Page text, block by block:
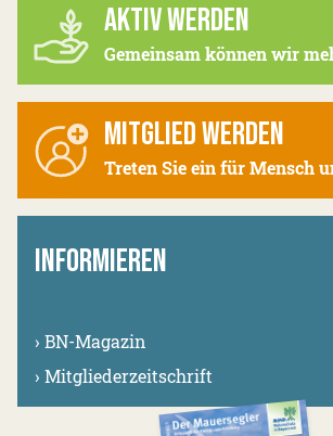
AKTIV WERDEN
Gemeinsam können wir
MITGLIED WERDEN
Treten Sie ein für Mensch
INFORMIEREN
› BN-Magazin
› Mitgliederzeitschrift